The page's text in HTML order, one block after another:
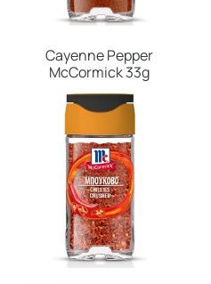
Cayenne Pepper
McCormick 33g